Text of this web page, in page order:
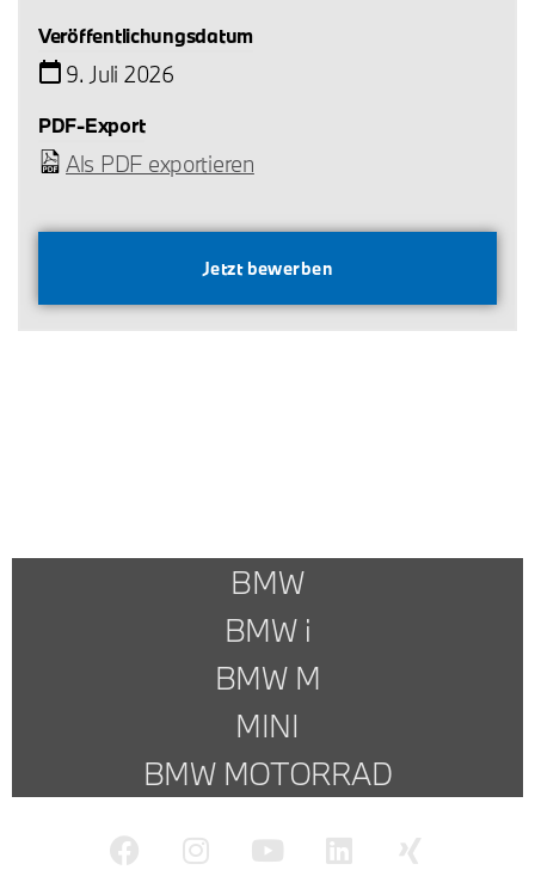
Veröffentlichungsdatum
9. Juli 2026
PDF-Export
Als PDF exportieren
Jetzt bewerben
BMW
BMW i
BMW M
MINI
BMW MOTORRAD